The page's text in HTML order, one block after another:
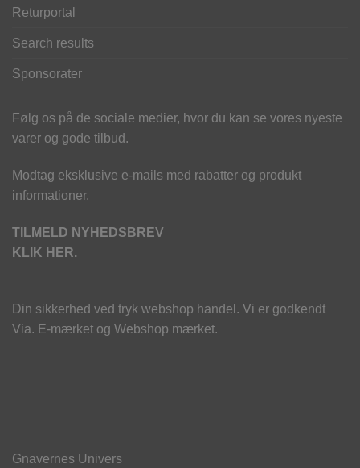
Returportal
Search results
Sponsorater
Følg os på de sociale medier, hvor du kan se vores nyeste
varer og gode tilbud.
Modtag eksklusive e-mails med rabatter og produkt
informationer.
TILMELD NYHEDSBREV
KLIK HER.
Din sikkerhed ved tryk webshop handel. Vi er godkendt
Via. E-mærket og Webshop mærket.
Gnavernes Univers